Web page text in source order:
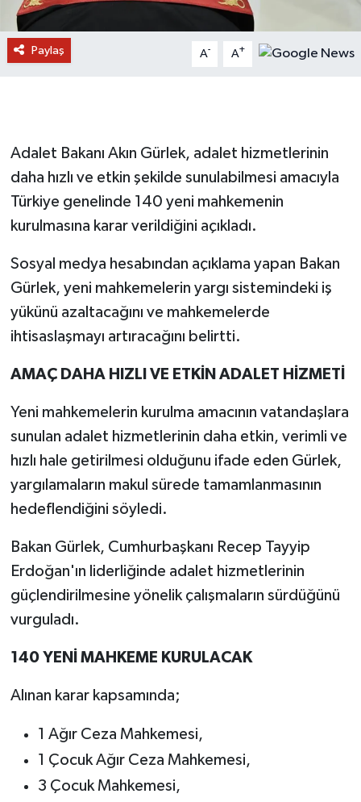
Paylaş A- A+
Adalet Bakanı Akın Gürlek, adalet hizmetlerinin
daha hızlı ve etkin şekilde sunulabilmesi amacıyla
Türkiye genelinde 140 yeni mahkemenin
kurulmasına karar verildiğini açıkladı.
Sosyal medya hesabından açıklama yapan Bakan
Gürlek, yeni mahkemelerin yargı sistemindeki iş
yükünü azaltacağını ve mahkemelerde
ihtisaslaşmayı artıracağını belirtti.
AMAÇ DAHA HIZLI VE ETKİN ADALET HİZMETİ
Yeni mahkemelerin kurulma amacının vatandaşlara
sunulan adalet hizmetlerinin daha etkin, verimli ve
hızlı hale getirilmesi olduğunu ifade eden Gürlek,
yargılamaların makul sürede tamamlanmasının
hedeflendiğini söyledi.
Bakan Gürlek, Cumhurbaşkanı Recep Tayyip
Erdoğan'ın liderliğinde adalet hizmetlerinin
güçlendirilmesine yönelik çalışmaların sürdüğünü
vurguladı.
140 YENİ MAHKEME KURULACAK
Alınan karar kapsamında;
1 Ağır Ceza Mahkemesi,
1 Çocuk Ağır Ceza Mahkemesi,
3 Çocuk Mahkemesi,